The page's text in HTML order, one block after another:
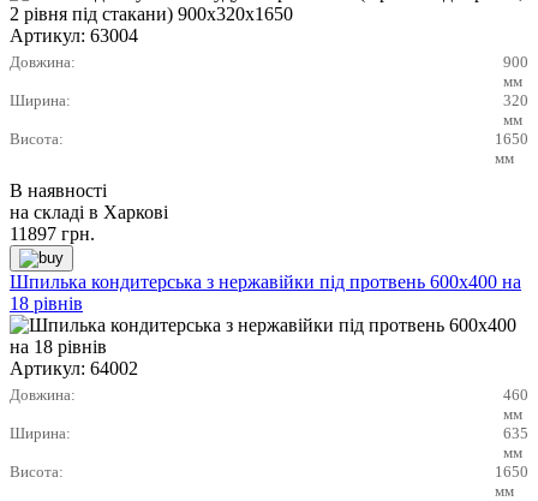
Артикул: 63004
Довжина:
900
мм
Ширина:
320
мм
Висота:
1650
мм
В наявності
на складі в Харкові
11897 грн.
Шпилька кондитерська з нержавійки під протвень 600х400 на
18 рівнів
Артикул: 64002
Довжина:
460
мм
Ширина:
635
мм
Висота:
1650
мм